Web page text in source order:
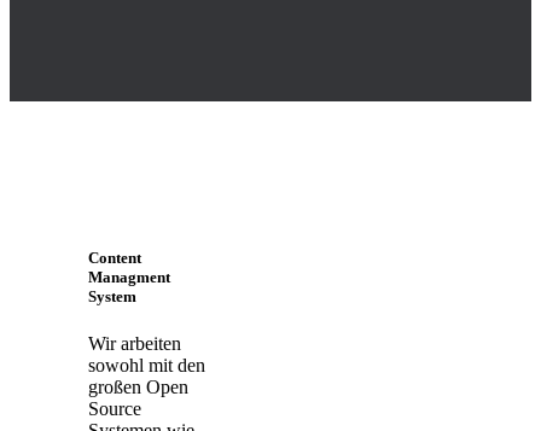
Content
Managment
System
Wir arbeiten
sowohl mit den
großen Open
Source